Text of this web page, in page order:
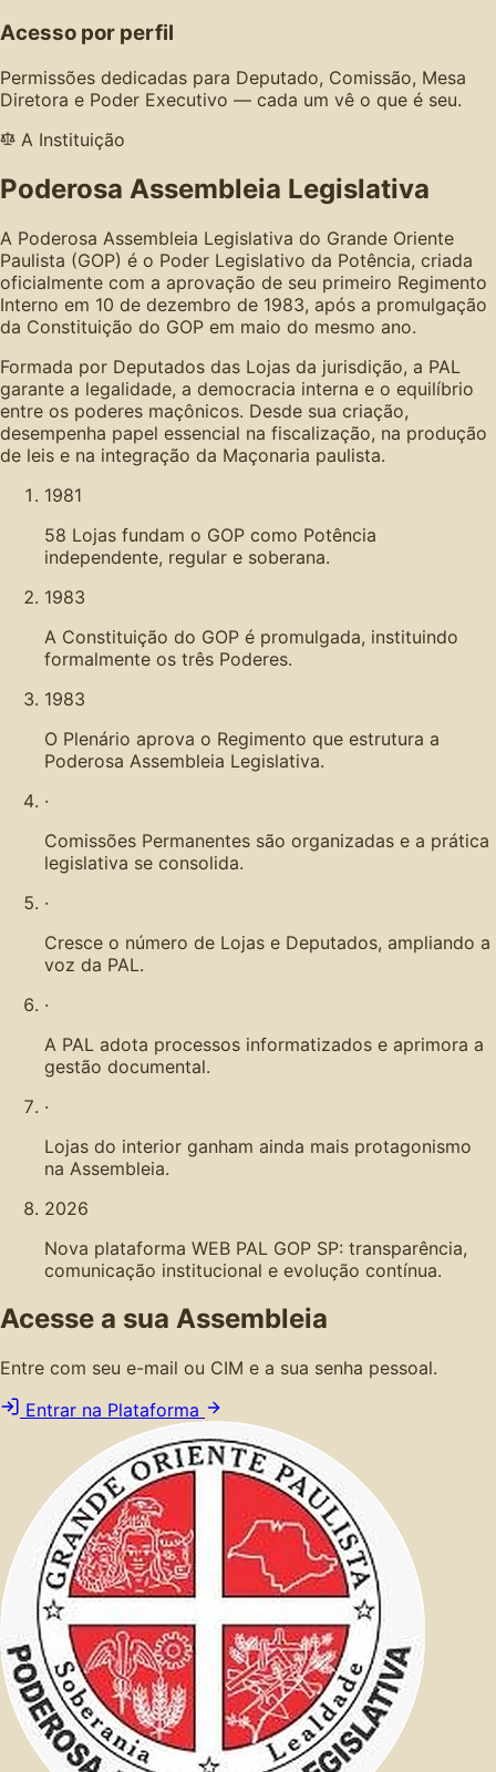
Acesso por perfil
Permissões dedicadas para Deputado, Comissão, Mesa
Diretora e Poder Executivo — cada um vê o que é seu.
A Instituição
Poderosa Assembleia Legislativa
A Poderosa Assembleia Legislativa do Grande Oriente
Paulista (GOP) é o Poder Legislativo da Potência, criada
oficialmente com a aprovação de seu primeiro Regimento
Interno em 10 de dezembro de 1983, após a promulgação
da Constituição do GOP em maio do mesmo ano.
Formada por Deputados das Lojas da jurisdição, a PAL
garante a legalidade, a democracia interna e o equilíbrio
entre os poderes maçônicos. Desde sua criação,
desempenha papel essencial na fiscalização, na produção
de leis e na integração da Maçonaria paulista.
1981
58 Lojas fundam o GOP como Potência
independente, regular e soberana.
1983
A Constituição do GOP é promulgada, instituindo
formalmente os três Poderes.
1983
O Plenário aprova o Regimento que estrutura a
Poderosa Assembleia Legislativa.
·
Comissões Permanentes são organizadas e a prática
legislativa se consolida.
·
Cresce o número de Lojas e Deputados, ampliando a
voz da PAL.
·
A PAL adota processos informatizados e aprimora a
gestão documental.
·
Lojas do interior ganham ainda mais protagonismo
na Assembleia.
2026
Nova plataforma WEB PAL GOP SP: transparência,
comunicação institucional e evolução contínua.
Acesse a sua Assembleia
Entre com seu e-mail ou CIM e a sua senha pessoal.
Entrar na Plataforma